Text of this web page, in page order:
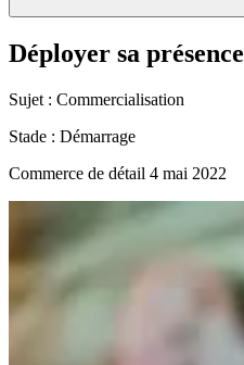
Déployer sa présence
Sujet : Commercialisation
Stade : Démarrage
Commerce de détail 4 mai 2022